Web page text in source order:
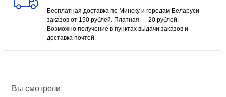
Бесплатная доставка по Минску и городам Беларуси
заказов от 150 рублей. Платная — 20 рублей.
Возможно получение в пунктах выдачи заказов и
доставка почтой.
Вы смотрели